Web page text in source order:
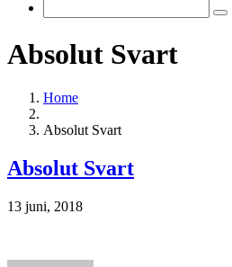
Absolut Svart
Home
Absolut Svart
Absolut Svart
13 juni, 2018